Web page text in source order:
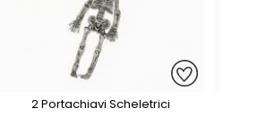
2 Portachiavi Scheletrici